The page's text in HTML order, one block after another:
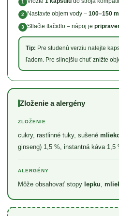
1
2 Nastavte objem vody – 100–150 ml
3 Stlačte tlačidlo – nápoj je
Tip: Pre studenú verziu nalejte
ľadom. Pre silnejšiu chuť znížte
Zloženie a alergény
ZLOŽENIE
cukry, rastlinné tuky, sušené
ginseng) 1,5 %, instantná káva 1,5
ALERGÉNY
Môže obsahovať stopy lepku,